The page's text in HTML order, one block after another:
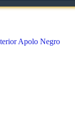
Apolo Negro